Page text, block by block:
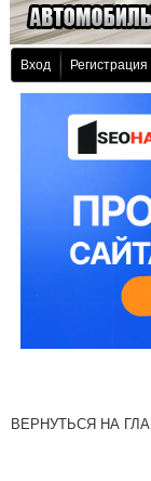
Вход Регистрация
ВЕРНУТЬСЯ НА